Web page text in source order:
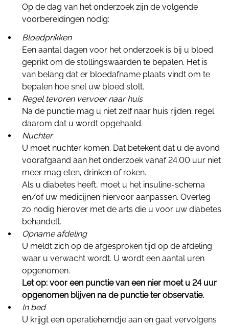
Op de dag van het onderzoek zijn de volgende
voorbereidingen nodig:
Bloedprikken
Een aantal dagen voor het onderzoek is bij u bloed
geprikt om de stollingswaarden te bepalen. Het is
van belang dat er bloedafname plaats vindt om te
bepalen hoe snel uw bloed stolt.
Regel tevoren vervoer naar huis
Na de punctie mag u niet zelf naar huis rijden; regel
daarom dat u wordt opgehaald.
Nuchter
U moet nuchter komen. Dat betekent dat u de avond
voorafgaand aan het onderzoek vanaf 24.00 uur niet
meer mag eten, drinken of roken.
Als u diabetes heeft, moet u het insuline-schema
en/of uw medicijnen hiervoor aanpassen. Overleg
zo nodig hierover met de arts die u voor uw diabetes
behandelt.
Opname afdeling
U meldt zich op de afgesproken tijd op de afdeling
waar u verwacht wordt. U wordt een aantal uren
opgenomen.
Let op: voor een punctie van een nier moet u 24 uur
opgenomen blijven na de punctie ter observatie.
In bed
U krijgt een operatiehemdje aan en gaat vervolgens